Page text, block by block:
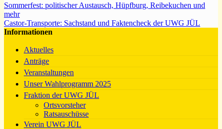
Sommerfest: politischer Austausch, Hüpfburg, Reibekuchen und
mehr
Castor-Transporte: Sachstand und Faktencheck der UWG JÜL
Informationen
Aktuelles
Anträge
Veranstaltungen
Unser Wahlprogramm 2025
Fraktion der UWG JÜL
Ortsvorsteher
Ratsauschüsse
Verein UWG JÜL